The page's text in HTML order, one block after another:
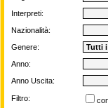
Interpreti:
Nazionalità:
Genere:
Anno:
Anno Uscita:
Filtro: